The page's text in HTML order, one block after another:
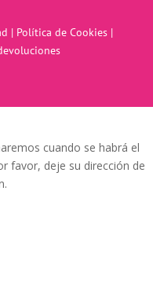
| Política de Cookies|
cuando se habrá el
favor, deje su dirección de